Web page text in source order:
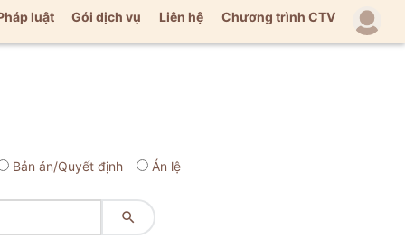
luật Gói dịch vụ Liên hệ Chương trình CTV
Bản án/Quyết định Án lệ
